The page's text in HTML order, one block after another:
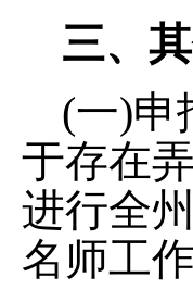
三、
(一)申
于存在
进行全
名师工